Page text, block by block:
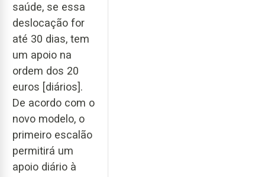
saúde, se essa
deslocação for
até 30 dias, tem
um apoio na
ordem dos 20
euros [diários].
De acordo com o
novo modelo, o
primeiro escalão
permitirá um
apoio diário à